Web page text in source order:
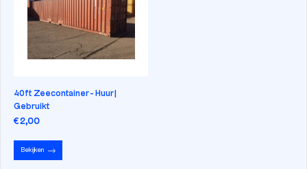
40ft Zeecontainer - Huur |
Gebruikt
€ 2,00
Bekijken